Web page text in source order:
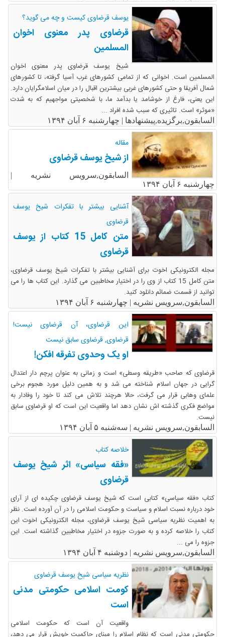
یوسف قرضاوی کیست و چه می گوید؟
قرضاوی پدر معنوی اخوان
المسلمین
شیخ یوسف قرضاوی پدر معنوی اخوان
المسلمین است. اخوانی که از تمامی کشورهای غرب آسیا گرفته، تا کشورهای
شمال آفریقا و حتی کشورهای غربی بیشترین اقبال را در میان اسلامگرایان دارد.
این یعنی، فارغ از خوشامد یا بدآمد ما، با شخصیتی مواجهیم که به شدت
«موثر» است. تاثیری که سبب شده افراد ...
السابقون,برگزیده,پیشنهادها | چهارشنبه ۶ آبان ۱۳۹۴
مقاله
از شیخ یوسف قرضاوی
السابقون,سرویس نشریه |
چهارشنبه ۶ آبان ۱۳۹۴
آشنایی بیشتر با تفکرات شیخ یوسف
قرضاوی
متن کامل 15 کتاب از یوسف
قرضاوی
مجله الکترونیکی اخوت برای آشنایی بیشتر با تفکرات شیخ یوسف قرضاوی،
متن کامل 15 کتاب از وی را در اختیار مخاطبین می گذارد. این کتاب ها را می
توانید از قسمت ضمائم دانلود کنید.
السابقون,سرویس نشریه | چهارشنبه ۶ آبان ۱۳۹۴
این قرضاوی، آن قرضاوی نیست!
قرضاوی, قرضاوی سابق نیست
او یک وحدوی تفرقه افکن!
قرضاوی که صاحب «طریقه وسطی» است و زمانی به عنوان پرچم دار اعتدال
گرایی در جهان اسلام شناخته می شد و به همین دلیل مورد هجوم برخی
علمای وهابی قرار می گرفت، حالا هرچند تلاش می کند تا خود را وفادار به
مواضع فکری گذشته اش نشان دهد اما واقعیت این است که او قرضاوی سابق
نیست.
السابقون,سرویس نشریه | سه‌شنبه ۵ آبان ۱۳۹۴
خلاصه کتاب
«فقه سیاسی» اثر شیخ یوسف
قرضاوی
کتاب «فقه سیاسی» کتابی است که شیخ یوسف قرضاوی چکیده ای از آرای
خود درباره نسبت اسلام و سیاست و حکومت اسلامی را در آن آورده است. نظر
به اهمیت نظریه سیاسی شیخ یوسف قرضاوی، مجله الکترونیکی اخوت این
کتاب را خلاصه کرده و به صورت جزوه در اختیار مخاطبین گذاشته است. این
جزوه را می ...
السابقون,سرویس نشریه | دوشنبه ۴ آبان ۱۳۹۴
نظریه سیاسی شیخ یوسف قرضاوی
کومت اسلامی حکومتی مدنی
است
واقعیت آن است که حکومت اسلامی
حکومتی مدنی است که نظام اسلام را مبنای حاکمیت خویش قرار می دهد،